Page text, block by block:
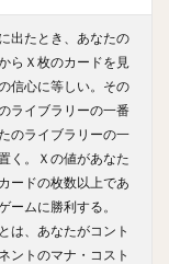
出たとき、あなたの
らＸ枚のカードを見
信心に等しい。その
ライブラリーの一番
のライブラリーの一
く。Ｘの値があなた
ードの枚数以上であ
ームに勝利する。
は、あなたがコント
ントのマナ・コスト